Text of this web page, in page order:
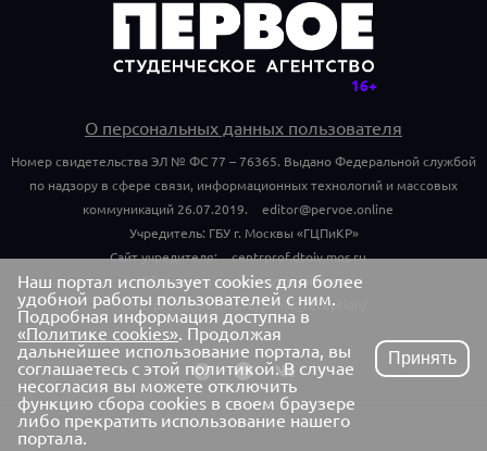
О персональных данных пользователя
Номер свидетельства ЭЛ № ФС 77 – 76365. Выдано Федеральной службой
по надзору в сфере связи, информационных технологий и массовых
коммуникаций 26.07.2019.
editor@pervoe.online
Учредитель: ГБУ г. Москвы «ГЦПиКР»
Сайт учредителя:
centrprof.dtoiv.mos.ru
Обращения граждан учредителю:
centrprof.dtoiv.mos.ru/public_reception/
Наш портал использует cookies для более
удобной работы пользователей с ним.
Подробная информация доступна в
«Политике cookies». Продолжая
дальнейшее использование портала, вы
соглашаетесь с этой политикой. В случае
несогласия вы можете отключить
функцию сбора cookies в своем браузере
либо прекратить использование нашего
портала.
Принять